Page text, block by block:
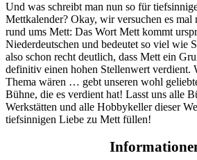
Und was schreibt man nun so für
Mettkalender? Okay, wir versuchen es
rund ums Mett: Das Wort Mett kommt
Niederdeutschen und bedeutet so viel wie
also schon recht deutlich, dass Mett ein
definitiv einen hohen Stellenwert verdient.
Thema wären … gebt unseren wohl
Bühne, die es verdient hat! Lasst uns alle
Werkstätten und alle Hobbykeller dieser
tiefsinnigen Liebe zu Mett füllen!